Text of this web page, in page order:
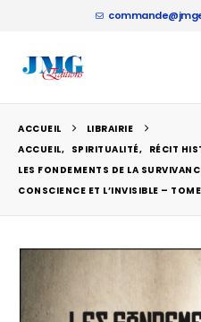
ACCUEIL
LIBRAIRIE
ACCUEIL, SPIRITUALITÉ, RÉCIT
LES FONDEMENTS DE LA
CONSCIENCE ET L’INVISIBLE –
18,50€
22,50€